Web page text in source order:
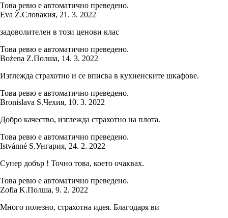
Това ревю е автоматично преведено.
Eva Ž.Словакия, 21. 3. 2022
задоволителен в този ценови клас
Това ревю е автоматично преведено.
Bożena Z.Полша, 14. 3. 2022
Изглежда страхотно и се вписва в кухненските шкафове.
Това ревю е автоматично преведено.
Bronislava S.Чехия, 10. 3. 2022
Добро качество, изглежда страхотно на плота.
Това ревю е автоматично преведено.
Istvánné S.Унгария, 24. 2. 2022
Супер добър ! Точно това, което очаквах.
Това ревю е автоматично преведено.
Zofia K.Полша, 9. 2. 2022
Много полезно, страхотна идея. Благодаря ви